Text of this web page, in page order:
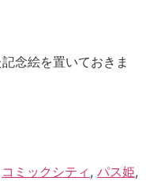
念絵を置いておきま
コミックシティ , パス姫,